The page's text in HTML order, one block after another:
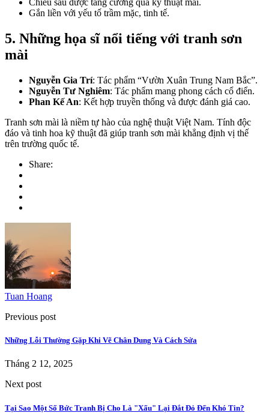
Chiều sâu được tăng cường qua kỹ thuật mài.
Gắn liền với yếu tố trầm mặc, tinh tế.
5. Những họa sĩ nổi tiếng với tranh sơn
mài
Nguyễn Gia Trí: Tác phẩm “Vườn Xuân Trung Nam Bắc”.
Nguyễn Tư Nghiêm: Tác phẩm mang phong cách cổ điển.
Phan Kế An: Kết hợp truyền thống và được đánh giá cao.
Tranh sơn mài là niềm tự hào của nghệ thuật Việt Nam. Tính độc
đáo và tinh hoa kỹ thuật đã giúp tranh sơn mài khẳng định vị thế
trên trường quốc tế.
Share:
Tuan Hoang
Previous post
Những Lỗi Thường Gặp Khi Vẽ Chân Dung Và Cách Sửa
Tháng 2 12, 2025
Next post
Tại Sao Một Số Bức Tranh Bị Cho Là "Xấu" Lại Đắt Đỏ Đến Khó Tin?